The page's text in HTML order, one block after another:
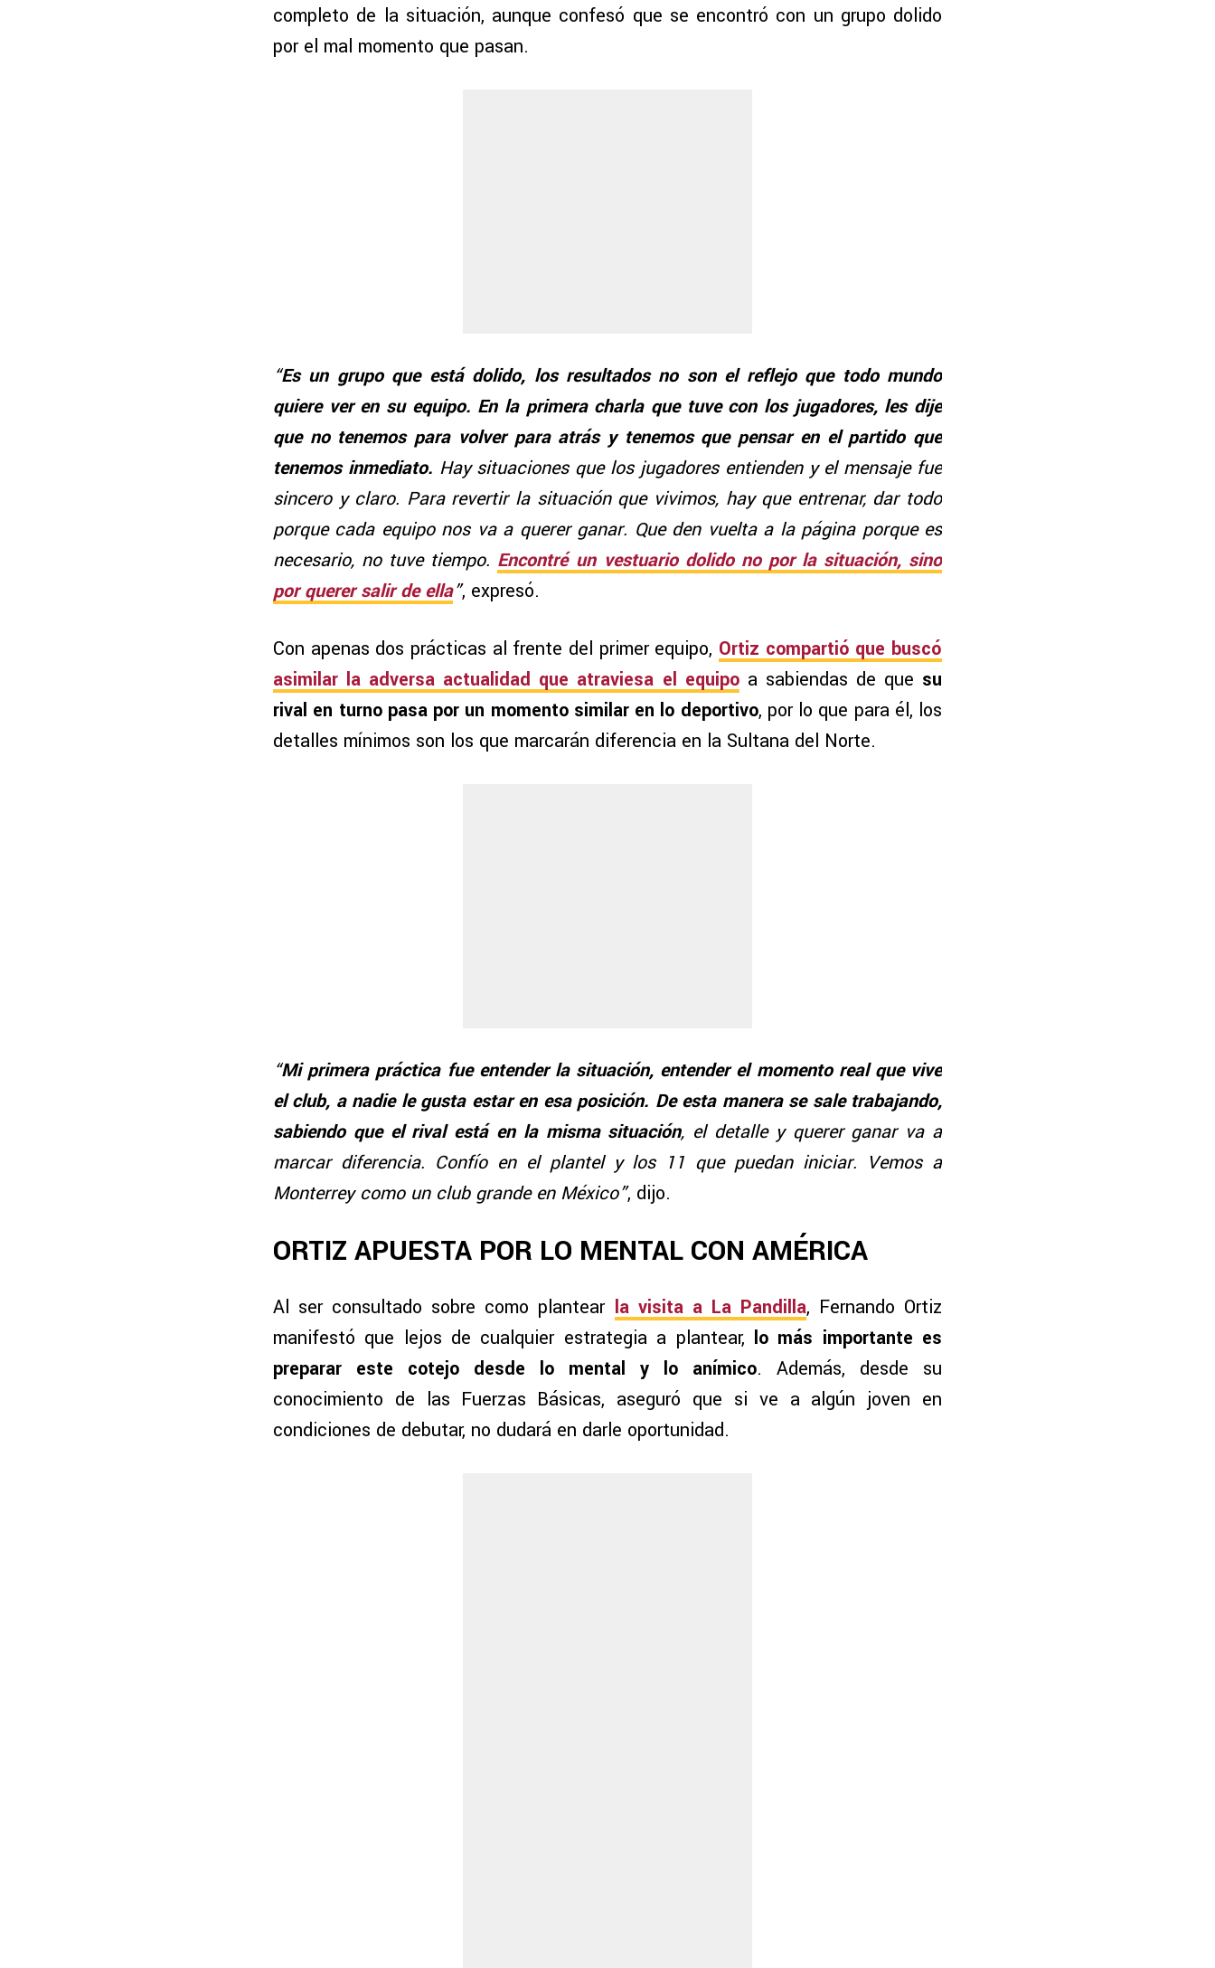
completo de la situación, aunque confesó que se encontró con un grupo dolido
por el mal momento que pasan.
“Es un grupo que está dolido, los resultados no son el reflejo que todo mundo
quiere ver en su equipo. En la primera charla que tuve con los jugadores, les dije
que no tenemos para volver para atrás y tenemos que pensar en el partido que
tenemos inmediato. Hay situaciones que los jugadores entienden y el mensaje fue
sincero y claro. Para revertir la situación que vivimos, hay que entrenar, dar todo
porque cada equipo nos va a querer ganar. Que den vuelta a la página porque es
necesario, no tuve tiempo. Encontré un vestuario dolido no por la situación, sino
por querer salir de ella”, expresó.
Con apenas dos prácticas al frente del primer equipo, Ortiz compartió que buscó
asimilar la adversa actualidad que atraviesa el equipoa sabiendas de que su
rival en turno pasa por un momento similar en lo deportivo, por lo que para él, los
detalles mínimos son los que marcarán diferencia en la Sultana del Norte.
“Mi primera práctica fue entender la situación, entender el momento real que vive
el club, a nadie le gusta estar en esa posición. De esta manera se sale trabajando,
sabiendo que el rival está en la misma situación, el detalle y querer ganar va a
marcar diferencia. Confío en el plantel y los 11 que puedan iniciar. Vemos a
Monterrey como un club grande en México”, dijo.
ORTIZ APUESTA POR LO MENTAL CON AMÉRICA
Al ser consultado sobre como plantear la visita a La Pandilla, Fernando Ortiz
manifestó que lejos de cualquier estrategia a plantear, lo más importante es
preparar este cotejo desde lo mental y lo anímico. Además, desde su
conocimiento de las Fuerzas Básicas, aseguró que si ve a algún joven en
condiciones de debutar, no dudará en darle oportunidad.